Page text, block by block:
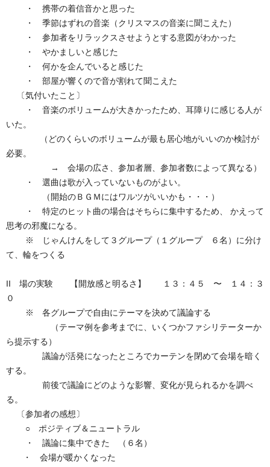
・ 携帯の着信音かと思った
・ 季節はずれの音楽（クリスマスの音楽に聞こえた）
・ 参加者をリラックスさせようとする意図がわかった
・ やかましいと感じた
・ 何かを企んでいると感じた
・ 部屋が響くので音が割れて聞こえた
〔気付いたこと〕
・ 音楽のボリュームが大きかったため、耳障りに感じる人が
いた。
（どのくらいのボリュームが最も居心地がいいのか検討が
必要。
→ 会場の広さ、参加者層、参加者数によって異なる）
・ 選曲は歌が入っていないものがよい。
（開始のＢＧＭにはワルツがいいかも・・・）
・ 特定のヒット曲の場合はそちらに集中するため、 かえって
思考の邪魔になる。
※ じゃんけんをして３グループ（１グループ ６名）に分け
て、輪をつくる
II 場の実験 【開放感と明るさ】 １３：４５ 〜 １４：３
０
※ 各グループで自由にテーマを決めて議論する
（テーマ例を参考までに、いくつかファシリテーターか
ら提示する）
議論が活発になったところでカーテンを閉めて会場を暗く
する。
前後で議論にどのような影響、変化が見られるかを調べ
る。
〔参加者の感想〕
○ ポジティブ＆ニュートラル
・ 議論に集中できた （６名）
・ 会場が暖かくなった